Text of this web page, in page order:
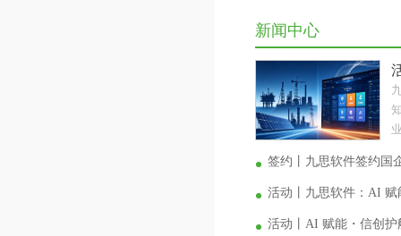
新闻中心
签约丨九思软件签约国
活动丨九思软件：AI
活动丨AI 赋能・信创